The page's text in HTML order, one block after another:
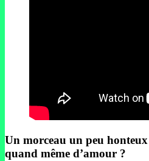
Un morceau un peu
quand même d’amour ?